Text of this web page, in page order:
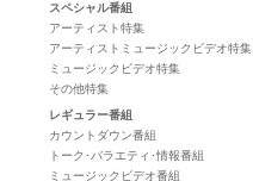
スペシャル番組
アーティスト特集
アーティストミュージックビデオ特集
ミュージックビデオ特集
その他特集
レギュラー番組
カウントダウン番組
トーク･バラエティ･情報番組
ミュージックビデオ番組